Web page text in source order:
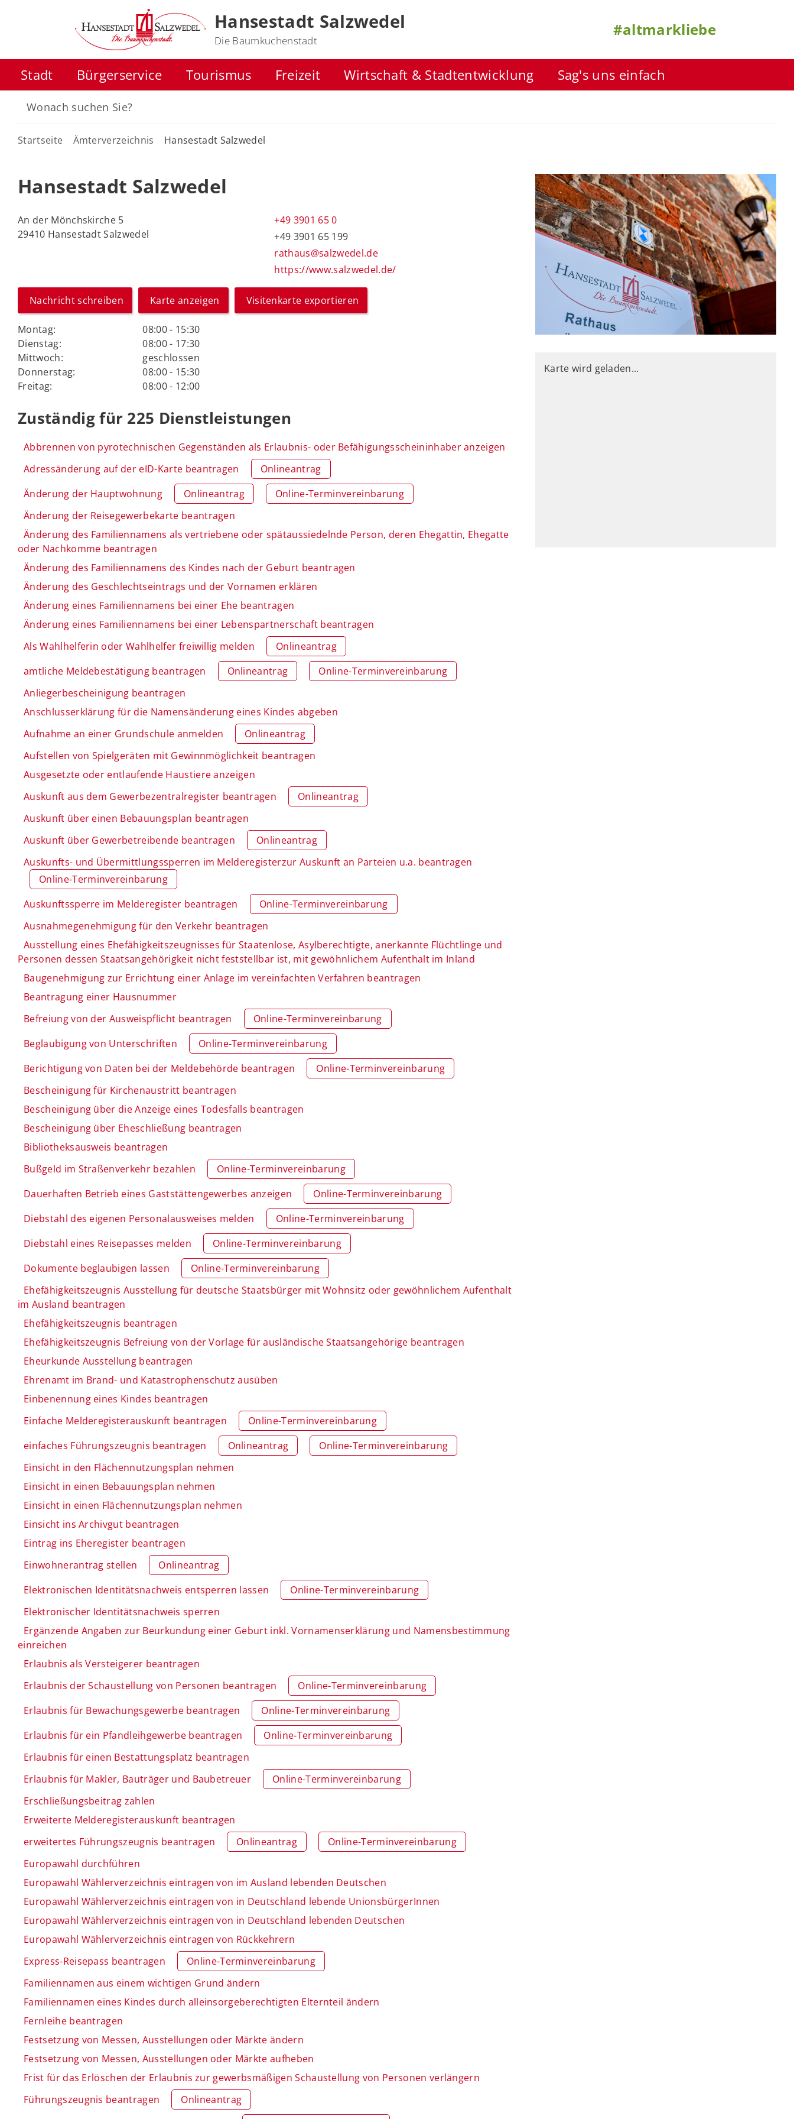
Hansestadt Salzwedel
Die Baumkuchenstadt
#altmarkliebe
Stadt Bürgerservice Tourismus Freizeit Wirtschaft & Stadtentwicklung Sag's uns einfach
Startseite Ämterverzeichnis Hansestadt Salzwedel
Hansestadt Salzwedel
An der Mönchskirche 5
29410 Hansestadt Salzwedel
+49 3901 65 0
+49 3901 65 199
rathaus@salzwedel.de
https://www.salzwedel.de/
Nachricht schreiben Karte anzeigen Visitenkarte exportieren
Montag:
08:00 - 15:30
Dienstag:
08:00 - 17:30
Mittwoch:
geschlossen
Donnerstag:
08:00 - 15:30
Freitag:
08:00 - 12:00
Zuständig für 225 Dienstleistungen
Abbrennen von pyrotechnischen Gegenständen als Erlaubnis- oder Befähigungsscheininhaber anzeigen
Adressänderung auf der eID-Karte beantragen
Onlineantrag
Änderung der Hauptwohnung
Onlineantrag
Online-Terminvereinbarung
Änderung der Reisegewerbekarte beantragen
Änderung des Familiennamens als vertriebene oder spätaussiedelnde Person, deren Ehegattin, Ehegatte
oder Nachkomme beantragen
Änderung des Familiennamens des Kindes nach der Geburt beantragen
Änderung des Geschlechtseintrags und der Vornamen erklären
Änderung eines Familiennamens bei einer Ehe beantragen
Änderung eines Familiennamens bei einer Lebenspartnerschaft beantragen
Als Wahlhelferin oder Wahlhelfer freiwillig melden
Onlineantrag
amtliche Meldebestätigung beantragen
Onlineantrag
Online-Terminvereinbarung
Anliegerbescheinigung beantragen
Anschlusserklärung für die Namensänderung eines Kindes abgeben
Aufnahme an einer Grundschule anmelden
Onlineantrag
Aufstellen von Spielgeräten mit Gewinnmöglichkeit beantragen
Ausgesetzte oder entlaufende Haustiere anzeigen
Auskunft aus dem Gewerbezentralregister beantragen
Onlineantrag
Auskunft über einen Bebauungsplan beantragen
Auskunft über Gewerbetreibende beantragen
Onlineantrag
Auskunfts- und Übermittlungssperren im Melderegisterzur Auskunft an Parteien u.a. beantragen
Online-Terminvereinbarung
Auskunftssperre im Melderegister beantragen
Online-Terminvereinbarung
Ausnahmegenehmigung für den Verkehr beantragen
Ausstellung eines Ehefähigkeitszeugnisses für Staatenlose, Asylberechtigte, anerkannte Flüchtlinge und
Personen dessen Staatsangehörigkeit nicht feststellbar ist, mit gewöhnlichem Aufenthalt im Inland
Baugenehmigung zur Errichtung einer Anlage im vereinfachten Verfahren beantragen
Beantragung einer Hausnummer
Befreiung von der Ausweispflicht beantragen
Online-Terminvereinbarung
Beglaubigung von Unterschriften
Online-Terminvereinbarung
Berichtigung von Daten bei der Meldebehörde beantragen
Online-Terminvereinbarung
Bescheinigung für Kirchenaustritt beantragen
Bescheinigung über die Anzeige eines Todesfalls beantragen
Bescheinigung über Eheschließung beantragen
Bibliotheksausweis beantragen
Bußgeld im Straßenverkehr bezahlen
Online-Terminvereinbarung
Dauerhaften Betrieb eines Gaststättengewerbes anzeigen
Online-Terminvereinbarung
Diebstahl des eigenen Personalausweises melden
Online-Terminvereinbarung
Diebstahl eines Reisepasses melden
Online-Terminvereinbarung
Dokumente beglaubigen lassen
Online-Terminvereinbarung
Ehefähigkeitszeugnis Ausstellung für deutsche Staatsbürger mit Wohnsitz oder gewöhnlichem Aufenthalt
im Ausland beantragen
Ehefähigkeitszeugnis beantragen
Ehefähigkeitszeugnis Befreiung von der Vorlage für ausländische Staatsangehörige beantragen
Eheurkunde Ausstellung beantragen
Ehrenamt im Brand- und Katastrophenschutz ausüben
Einbenennung eines Kindes beantragen
Einfache Melderegisterauskunft beantragen
Online-Terminvereinbarung
einfaches Führungszeugnis beantragen
Onlineantrag
Online-Terminvereinbarung
Einsicht in den Flächennutzungsplan nehmen
Einsicht in einen Bebauungsplan nehmen
Einsicht in einen Flächennutzungsplan nehmen
Einsicht ins Archivgut beantragen
Eintrag ins Eheregister beantragen
Einwohnerantrag stellen
Onlineantrag
Elektronischen Identitätsnachweis entsperren lassen
Online-Terminvereinbarung
Elektronischer Identitätsnachweis sperren
Ergänzende Angaben zur Beurkundung einer Geburt inkl. Vornamenserklärung und Namensbestimmung
einreichen
Erlaubnis als Versteigerer beantragen
Erlaubnis der Schaustellung von Personen beantragen
Online-Terminvereinbarung
Erlaubnis für Bewachungsgewerbe beantragen
Online-Terminvereinbarung
Erlaubnis für ein Pfandleihgewerbe beantragen
Online-Terminvereinbarung
Erlaubnis für einen Bestattungsplatz beantragen
Erlaubnis für Makler, Bauträger und Baubetreuer
Online-Terminvereinbarung
Erschließungsbeitrag zahlen
Erweiterte Melderegisterauskunft beantragen
erweitertes Führungszeugnis beantragen
Onlineantrag
Online-Terminvereinbarung
Europawahl durchführen
Europawahl Wählerverzeichnis eintragen von im Ausland lebenden Deutschen
Europawahl Wählerverzeichnis eintragen von in Deutschland lebende UnionsbürgerInnen
Europawahl Wählerverzeichnis eintragen von in Deutschland lebenden Deutschen
Europawahl Wählerverzeichnis eintragen von Rückkehrern
Express-Reisepass beantragen
Online-Terminvereinbarung
Familiennamen aus einem wichtigen Grund ändern
Familiennamen eines Kindes durch alleinsorgeberechtigten Elternteil ändern
Fernleihe beantragen
Festsetzung von Messen, Ausstellungen oder Märkte ändern
Festsetzung von Messen, Ausstellungen oder Märkte aufheben
Frist für das Erlöschen der Erlaubnis zur gewerbsmäßigen Schaustellung von Personen verlängern
Führungszeugnis beantragen
Onlineantrag
Karte wird geladen...